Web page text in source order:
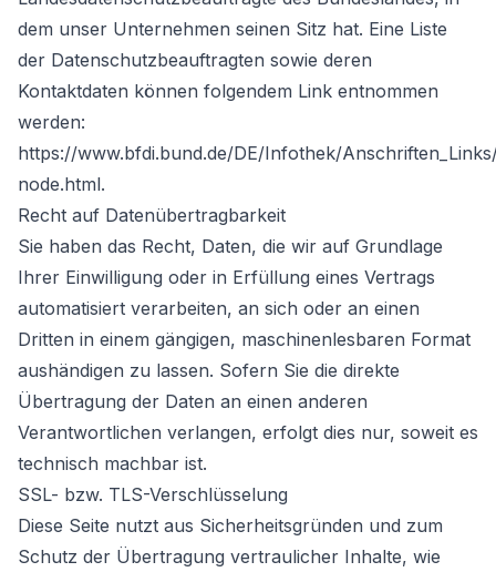
dem unser Unternehmen seinen Sitz hat. Eine Liste
der Datenschutzbeauftragten sowie deren
Kontaktdaten können folgendem Link entnommen
werden:
https://www.bfdi.bund.de/DE/Infothek/
node.html.
Recht auf Datenübertragbarkeit
Sie haben das Recht, Daten, die wir auf Grundlage
Ihrer Einwilligung oder in Erfüllung eines Vertrags
automatisiert verarbeiten, an sich oder an einen
Dritten in einem gängigen, maschinenlesbaren Format
aushändigen zu lassen. Sofern Sie die direkte
Übertragung der Daten an einen anderen
Verantwortlichen verlangen, erfolgt dies nur, soweit es
technisch machbar ist.
SSL- bzw. TLS-Verschlüsselung
Diese Seite nutzt aus Sicherheitsgründen und zum
Schutz der Übertragung vertraulicher Inhalte, wie